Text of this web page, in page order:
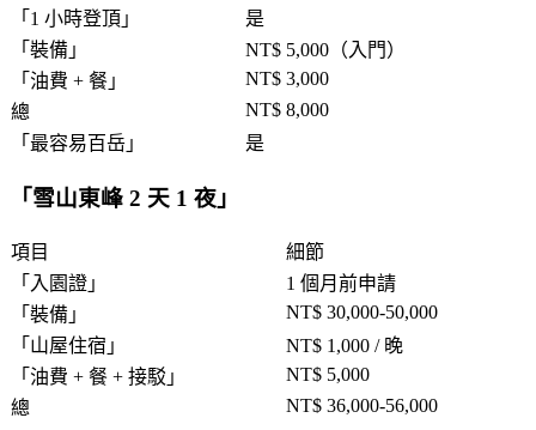
「 1 小時登頂 」
是
「 裝備 」
NT$ 5,000（入門）
「 油費 + 餐 」
NT$ 3,000
總
NT$ 8,000
「 最容易百岳 」 是
「 雪山東峰 2 天 1 夜 」
項目
細節
「 入園證 」
1 個月前申請
「 裝備 」
NT$ 30,000-50,000
「 山屋住宿 」
NT$ 1,000 / 晚
「 油費 + 餐 + 接駁 」
NT$ 5,000
總
NT$ 36,000-56,000